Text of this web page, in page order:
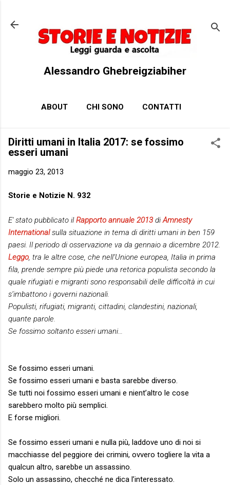
Alessandro Ghebreigziabiher
ABOUT CHI SONO CONTATTI
Diritti umani in Italia 2017: se fossimo
esseri umani
maggio 23, 2013
Storie e Notizie N. 932
E' stato pubblicato ilRapporto annuale 2013diAmnesty
Internationalsulla situazione in tema di diritti umani in ben 159
paesi. Il periodo di osservazione va da gennaio a dicembre 2012.
Leggo, tra le altre cose, che nell’Unione europea, Italia in prima
fila, prende sempre più piede una retorica populista secondo la
quale rifugiati e migranti sono responsabili delle difficoltà in cui
s’imbattono i governi nazionali.
Populisti, rifugiati, migranti, cittadini, clandestini, nazionali,
quante parole.
Se fossimo soltanto esseri umani…
Se fossimo esseri umani.
Se fossimo esseri umani e basta sarebbe diverso.
Se tutti noi fossimo esseri umani e nient’altro le cose
sarebbero molto più semplici.
E forse migliori.
Se fossimo esseri umani e nulla più, laddove uno di noi si
macchiasse del peggiore dei crimini, ovvero togliere la vita a
qualcun altro, sarebbe un assassino.
Solo un assassino, checché ne dica l’interessato.